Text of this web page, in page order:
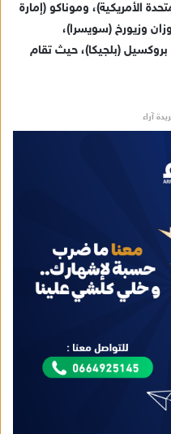
الأمريكية)، وموناكو (إمارة
وزيورخ (سويسرا)،
بروكسيل (بلجيكا)، حيث تقام
آراء